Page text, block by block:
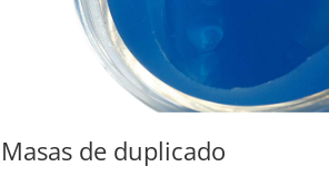
Masas de duplicado